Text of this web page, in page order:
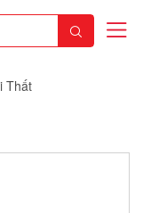
Thất